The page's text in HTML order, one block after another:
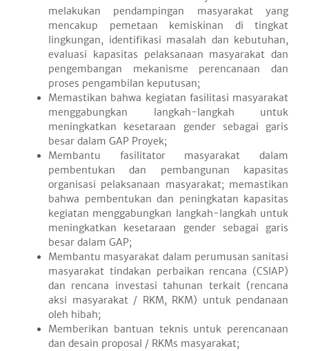
melakukan pendampingan masyarakat yang
mencakup pemetaan kemiskinan di tingkat
lingkungan, identifikasi masalah dan kebutuhan,
evaluasi kapasitas pelaksanaan masyarakat dan
pengembangan mekanisme perencanaan dan
proses pengambilan keputusan;
Memastikan bahwa kegiatan fasilitasi masyarakat
menggabungkan langkah-langkah untuk
meningkatkan kesetaraan gender sebagai garis
besar dalam GAP Proyek;
Membantu fasilitator masyarakat dalam
pembentukan dan pembangunan kapasitas
organisasi pelaksanaan masyarakat; memastikan
bahwa pembentukan dan peningkatan kapasitas
kegiatan menggabungkan langkah-langkah untuk
meningkatkan kesetaraan gender sebagai garis
besar dalam GAP;
Membantu masyarakat dalam perumusan sanitasi
masyarakat tindakan perbaikan rencana (CSIAP)
dan rencana investasi tahunan terkait (rencana
aksi masyarakat / RKM, RKM) untuk pendanaan
oleh hibah;
Memberikan bantuan teknis untuk perencanaan
dan desain proposal / RKMs masyarakat;